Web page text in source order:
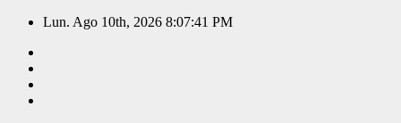
Saltar
contenido
Lun. Ago 10th, 2026 8:07:41 PM